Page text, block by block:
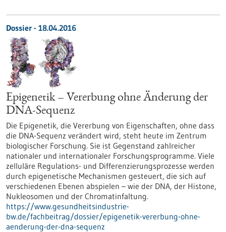
Dossier - 18.04.2016
Epigenetik – Vererbung ohne Änderung der
DNA-Sequenz
Die Epigenetik, die Vererbung von Eigenschaften, ohne dass
die DNA-Sequenz verändert wird, steht heute im Zentrum
biologischer Forschung. Sie ist Gegenstand zahlreicher
nationaler und internationaler Forschungsprogramme. Viele
zelluläre Regulations- und Differenzierungsprozesse werden
durch epigenetische Mechanismen gesteuert, die sich auf
verschiedenen Ebenen abspielen – wie der DNA, der Histone,
Nukleosomen und der Chromatinfaltung.
https://www.gesundheitsindustrie-
bw.de/fachbeitrag/dossier/epigenetik-vererbung-ohne-
aenderung-der-dna-sequenz